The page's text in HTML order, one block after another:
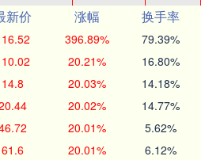
新价 涨幅
换手率
396.89% 79.39%
20.21% 16.80%
14.8 20.03% 14.18%
20.02% 14.77%
20.01% 5.62%
61.6 20.01% 6.12%